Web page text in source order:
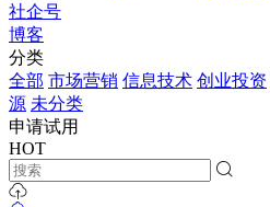
社企号
博客
分类
全部 市场营销 信息技术 创业投资
源 未分类
申请试用
HOT